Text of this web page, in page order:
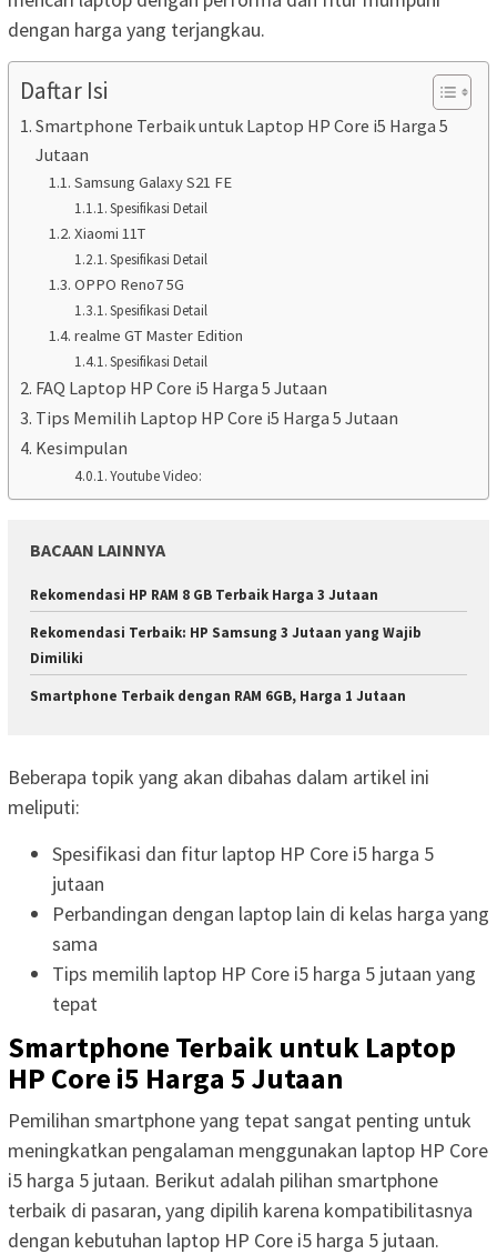
dengan harga yang terjangkau.
Daftar Isi
Smartphone Terbaik untuk Laptop HP Core i5 Harga 5
Jutaan
Samsung Galaxy S21 FE
Spesifikasi Detail
Xiaomi 11T
Spesifikasi Detail
OPPO Reno7 5G
Spesifikasi Detail
realme GT Master Edition
Spesifikasi Detail
FAQ Laptop HP Core i5 Harga 5 Jutaan
Tips Memilih Laptop HP Core i5 Harga 5 Jutaan
Kesimpulan
Youtube Video:
BACAAN LAINNYA
Rekomendasi HP RAM 8 GB Terbaik Harga 3 Jutaan
Rekomendasi Terbaik: HP Samsung 3 Jutaan yang Wajib
Dimiliki
Smartphone Terbaik dengan RAM 6GB, Harga 1 Jutaan
Beberapa topik yang akan dibahas dalam artikel ini
meliputi:
Spesifikasi dan fitur laptop HP Core i5 harga 5
jutaan
Perbandingan dengan laptop lain di kelas harga yang
sama
Tips memilih laptop HP Core i5 harga 5 jutaan yang
tepat
Smartphone Terbaik untuk Laptop
HP Core i5 Harga 5 Jutaan
Pemilihan smartphone yang tepat sangat penting untuk
meningkatkan pengalaman menggunakan laptop HP Core
i5 harga 5 jutaan. Berikut adalah pilihan smartphone
terbaik di pasaran, yang dipilih karena kompatibilitasnya
dengan kebutuhan laptop HP Core i5 harga 5 jutaan.